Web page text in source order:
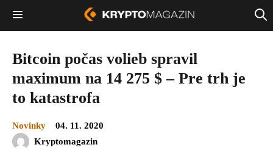
Bitcoin počas volieb spravil
maximum na 14 275 $ – Pre trh je
to katastrofa
Novinky
04. 11. 2020
Kryptomagazin